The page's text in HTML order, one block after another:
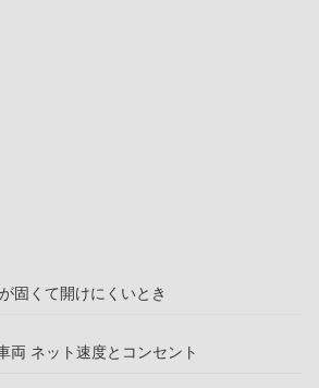
固くて開けにくいとき
両 ネット速度とコンセント